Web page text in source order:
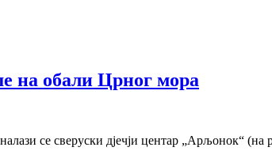
на обали Црног мора
се сверуски дјечји центар „Арљонок“